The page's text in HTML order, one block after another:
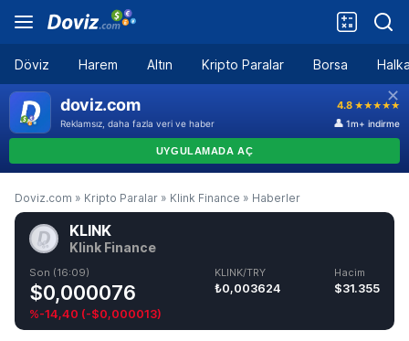
Döviz Harem Altın Kripto Paralar Borsa
Doviz.com » Kripto Paralar » Klink Finance » Haberler
KLINK
Klink Finance
Son (16:09)
$0,000076
%-14,40 (-$0,000013)
KLINK/TRY
₺0,003624
Hacim
$31.355